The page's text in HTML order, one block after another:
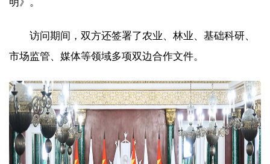
访问期间，双方还签署了农业、林业、基础科研、
市场监管、媒体等领域多项双边合作文件。